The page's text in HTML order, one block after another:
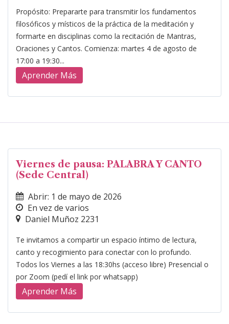
Propósito: Prepararte para transmitir los fundamentos
filosóficos y místicos de la práctica de la meditación y
formarte en disciplinas como la recitación de Mantras,
Oraciones y Cantos. Comienza: martes 4 de agosto de
17:00 a 19:30...
Aprender Más
Viernes de pausa: PALABRA Y CANTO
(Sede Central)
Abrir: 1 de mayo de 2026
En vez de varios
Daniel Muñoz 2231
Te invitamos a compartir un espacio íntimo de lectura,
canto y recogimiento para conectar con lo profundo.
Todos los Viernes a las 18:30hs (acceso libre) Presencial o
por Zoom (pedí el link por whatsapp)
Aprender Más